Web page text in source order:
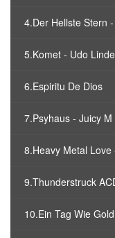
4.Der Hellste Stern
5.Komet - Udo
6.Espiritu De Dios
7.Psyhaus - Juicy M
8.Heavy Metal Love
9.Thunderstruck
10.Ein Tag Wie